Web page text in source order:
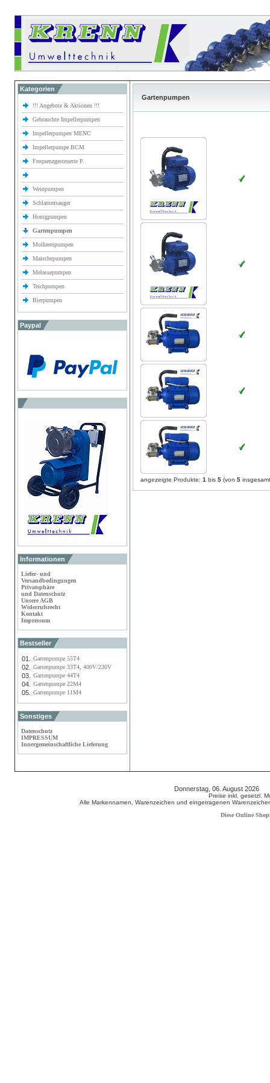
Kategorien
!!! Angebote & Aktionen !!!
Gebrauchte Impellerpumpen
Impellerpumpen MENC
Impellerpumpe BCM
Frequenzgesteuerte P.
Weinpumpen
Schlammsauger
Honigpumpen
Gartenpumpen
Molkereipumpen
Maischepumpen
Melassepumpen
Teichpumpen
Bierpumpen
Paypal
Informationen
Liefer- und
Versandbedingungen
Privatsphäre
und Datenschutz
Unsere AGB
Widerrufsrecht
Kontakt
Impressum
Bestseller
01. Gartenpumpe 55T4
02. Gartenpumpe 33T4, 400V/230V
03. Gartenpumpe 44T4
04. Gartenpumpe 22M4
05. Gartenpumpe 11M4
Sonstiges
Datenschutz
IMPRESSUM
Innergemeinschaftliche Lieferung
Gartenpumpen
angezeigte Produkte: 1 bis 5 (von 5
Donnerstag, 06. August
Preise inkl. gesetzl.
Alle Markennamen, Warenzeichen und eingetragenen
Diese Online